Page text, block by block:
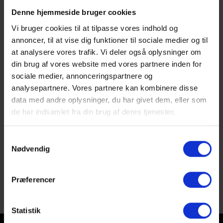
Denne hjemmeside bruger cookies
Vi bruger cookies til at tilpasse vores indhold og
annoncer, til at vise dig funktioner til sociale medier og til
at analysere vores trafik. Vi deler også oplysninger om
din brug af vores website med vores partnere inden for
sociale medier, annonceringspartnere og
analysepartnere. Vores partnere kan kombinere disse
data med andre oplysninger, du har givet dem, eller som
de har indsamlet fra din brug af deres tjenester.
Nødvendig
Præferencer
Statistik
Læs mere her